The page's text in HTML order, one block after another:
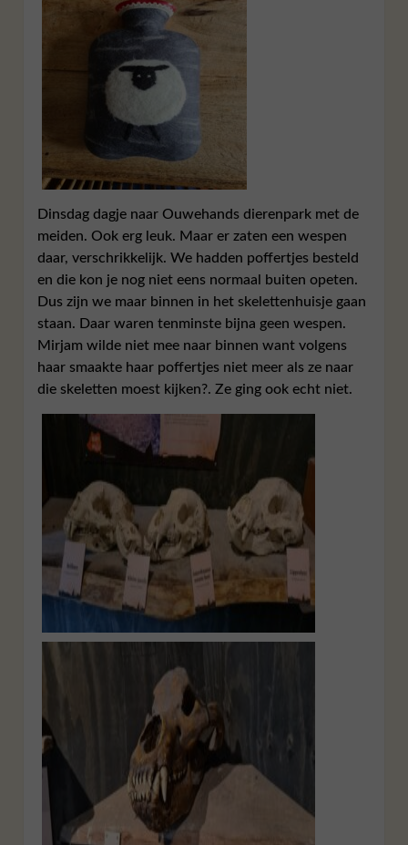
Dinsdag dagje naar Ouwehands dierenpark met de
meiden. Ook erg leuk. Maar er zaten een wespen
daar, verschrikkelijk. We hadden poffertjes besteld
en die kon je nog niet eens normaal buiten opeten.
Dus zijn we maar binnen in het skelettenhuisje gaan
staan. Daar waren tenminste bijna geen wespen.
Mirjam wilde niet mee naar binnen want volgens
haar smaakte haar poffertjes niet meer als ze naar
die skeletten moest kijken?. Ze ging ook echt niet.